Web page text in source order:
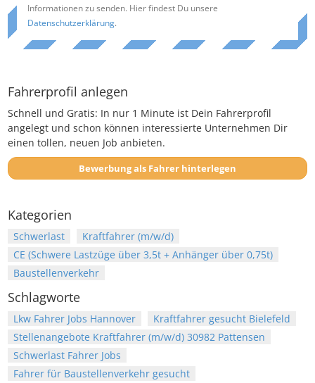
Informationen zu senden. Hier findest Du unsere
Datenschutzerklärung.
Fahrerprofil anlegen
Schnell und Gratis: In nur 1 Minute ist Dein Fahrerprofil
angelegt und schon können interessierte Unternehmen Dir
einen tollen, neuen Job anbieten.
Bewerbung als Fahrer hinterlegen
Kategorien
Schwerlast
Kraftfahrer (m/w/d)
CE (Schwere Lastzüge über 3,5t + Anhänger über 0,75t)
Baustellenverkehr
Schlagworte
Lkw Fahrer Jobs Hannover
Kraftfahrer gesucht Bielefeld
Stellenangebote Kraftfahrer (m/w/d) 30982 Pattensen
Schwerlast Fahrer Jobs
Fahrer für Baustellenverkehr gesucht